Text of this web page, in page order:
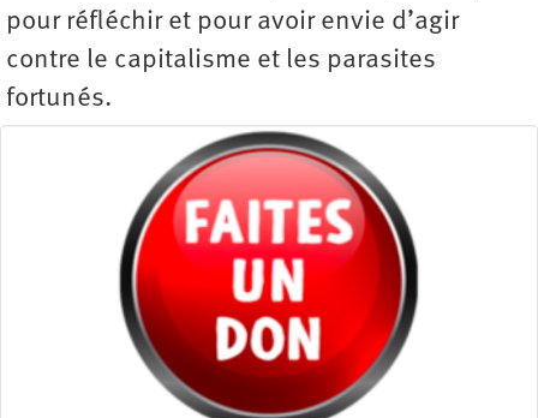
pour réfléchir et pour avoir envie d’agir
contre le capitalisme et les parasites
fortunés.